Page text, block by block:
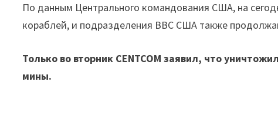
По данным Центрального командования США, на
кораблей, и подразделения ВВС США также
Только во вторник CENTCOM заявил, что
мины.